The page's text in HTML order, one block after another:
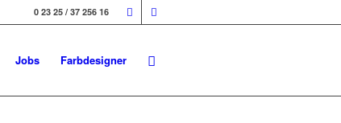
0 23 25 / 37 256 16
Jobs Farbdesigner